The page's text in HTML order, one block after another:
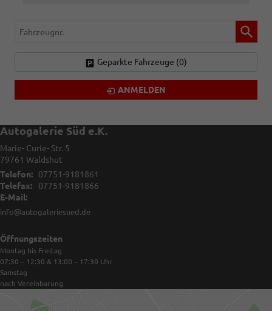
Fahrzeugnr.
Geparkte Fahrzeuge (0)
ANMELDEN
Autogalerie Süd e.K.
Marie- Curie- Str. 5
79761 Waldshut
Telefon:
07751-9181861
Telefax:
07751-9181866
E-Mail:
info@autogaleriesued.de
Öffnungszeiten
Montag bis Freitag
07:30 – 12:30 & 13:00 – 17:30 Uhr
Samstag
nach Vereinbarung